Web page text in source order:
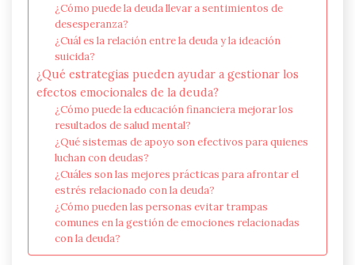
¿Cómo puede la deuda llevar a sentimientos de
desesperanza?
¿Cuál es la relación entre la deuda y la ideación
suicida?
¿Qué estrategias pueden ayudar a gestionar los
efectos emocionales de la deuda?
¿Cómo puede la educación financiera mejorar los
resultados de salud mental?
¿Qué sistemas de apoyo son efectivos para quienes
luchan con deudas?
¿Cuáles son las mejores prácticas para afrontar el
estrés relacionado con la deuda?
¿Cómo pueden las personas evitar trampas
comunes en la gestión de emociones relacionadas
con la deuda?